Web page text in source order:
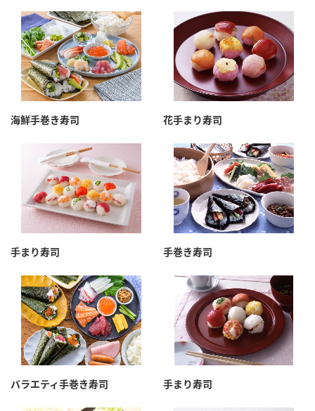
検索
業務用サイト ミツカングループについて 製造所固有記号一覧
海鮮手巻き寿司 花手まり寿司
手まり寿司 手巻き寿司
バラエティ手巻き寿司 手まり寿司